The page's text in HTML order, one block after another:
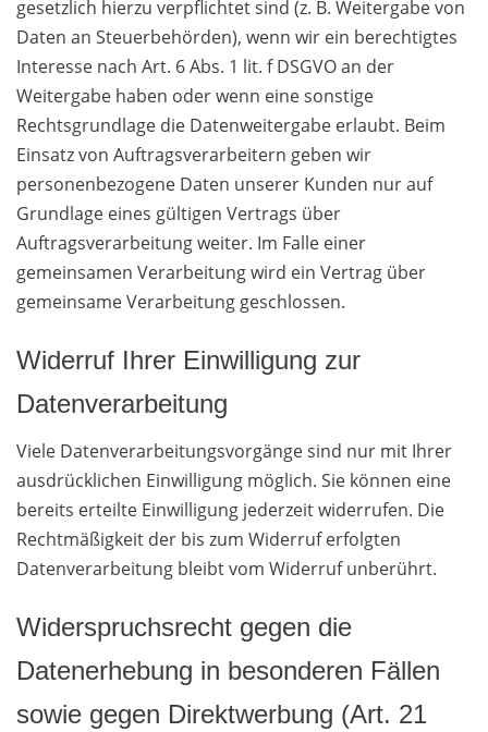
gesetzlich hierzu verpflichtet sind (z. B. Weitergabe von
Daten an Steuerbehörden), wenn wir ein berechtigtes
Interesse nach Art. 6 Abs. 1 lit. f DSGVO an der
Weitergabe haben oder wenn eine sonstige
Rechtsgrundlage die Datenweitergabe erlaubt. Beim
Einsatz von Auftragsverarbeitern geben wir
personenbezogene Daten unserer Kunden nur auf
Grundlage eines gültigen Vertrags über
Auftragsverarbeitung weiter. Im Falle einer
gemeinsamen Verarbeitung wird ein Vertrag über
gemeinsame Verarbeitung geschlossen.
Widerruf Ihrer Einwilligung zur
Datenverarbeitung
Viele Datenverarbeitungsvorgänge sind nur mit Ihrer
ausdrücklichen Einwilligung möglich. Sie können eine
bereits erteilte Einwilligung jederzeit widerrufen. Die
Rechtmäßigkeit der bis zum Widerruf erfolgten
Datenverarbeitung bleibt vom Widerruf unberührt.
Widerspruchsrecht gegen die
Datenerhebung in besonderen Fällen
sowie gegen Direktwerbung (Art. 21